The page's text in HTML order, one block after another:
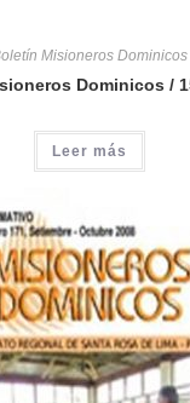
Misioneros Dominicos
Dominicos /
Leer más